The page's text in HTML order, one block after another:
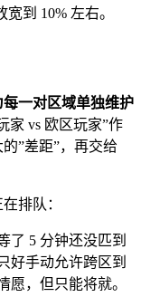
到 10% 左右。
每一对区域单独维护
家 vs 欧区玩家”作
”差距”，再交给
排队：
了 5 分钟还没匹到
好手动允许跨区到
，但只能将就。